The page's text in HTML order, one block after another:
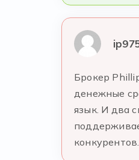
Брокер
денежные
язык. И два